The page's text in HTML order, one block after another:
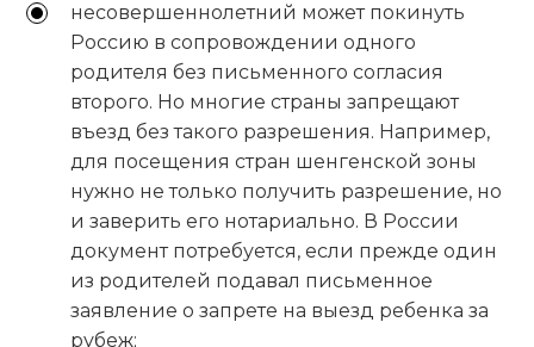
несовершеннолетний может покинуть
Россию в сопровождении одного
родителя без письменного согласия
второго. Но многие страны запрещают
въезд без такого разрешения. Например,
для посещения стран шенгенской зоны
нужно не только получить разрешение, но
и заверить его нотариально. В России
документ потребуется, если прежде один
из родителей подавал письменное
заявление о запрете на выезд ребенка за
рубеж;